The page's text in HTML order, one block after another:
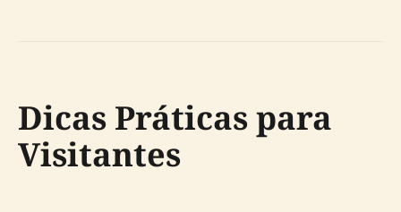
Dicas Práticas para
Visitantes